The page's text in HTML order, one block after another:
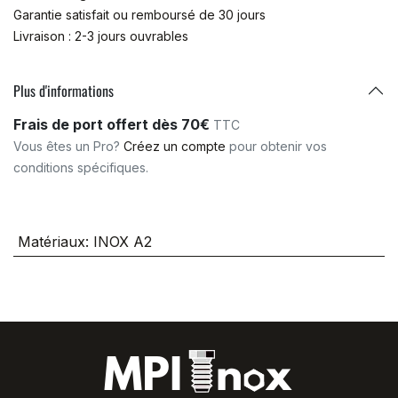
Garantie satisfait ou remboursé de 30 jours
Livraison : 2-3 jours ouvrables
Plus d'informations
Frais de port offert dès 70€ TTC
Vous êtes un Pro? Créez un compte pour obtenir vos
conditions spécifiques.
Matériaux: INOX A2